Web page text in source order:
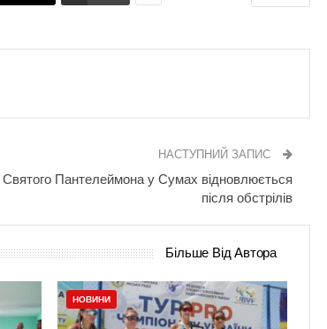
НАСТУПНИЙ ЗАПИС
Святого Пантелеймона у Сумах відновлюється
після обстрілів
Більше Від Автора
НОВИНИ